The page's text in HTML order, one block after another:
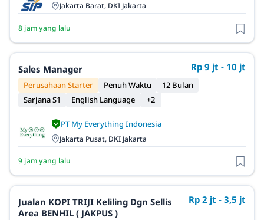
Jakarta Barat, DKI Jakarta
8 jam yang lalu
Sales Manager Rp 9 jt - 10 jt
Perusahaan Starter Penuh Waktu
12 Bulan
Sarjana S1
English Language +2
PT My Everything Indonesia
Jakarta Pusat, DKI Jakarta
9 jam yang lalu
Jualan KOPI TRIJI Keliling Dgn Sellis
Area BENHIL ( JAKPUS )
Rp 2 jt - 3,5 jt